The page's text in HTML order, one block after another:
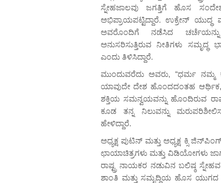
ಸ್ನೇಹಜಾಲವು ಜಗತ್ತಿಗೆ ಹೊಸ
ಅಭಿಪ್ರಾಯಪಟ್ಟಿದ್ದಾರೆ. ಉಕ್ರೇನ್ ಯುದ್ಧ
ಅವರೊಂದಿಗೆ ನಡೆಸಿದ ಚರ್ಚೆಯನ್ನು
ಅನುಸರಿಸುತ್ತಿರುವ ನೀತಿಗಳು ಸಮೃದ್ಧ
ಎಂದು ತಿಳಿಸಿದ್ದಾರೆ.
ಮುಂದುವರೆದು ಅವರು, “ಧರ್ಮ ನಮ್ಮ
ಯಾವುದೇ ದೇಶ ಹೊಂದದಂತಹ ಆರ್ಥಿಕ,
ಶಕ್ತಿಯ ಸಮನ್ವಯವನ್ನು ಹೊಂದಿರುವ
ಕೂಡ ತನ್ನ ನಿಲುವನ್ನು
ಹೇಳಿದ್ದಾರೆ.
ಅಧ್ಯಕ್ಷ ಪುಟಿನ್ ಮತ್ತು ಅಧ್ಯಕ್ಷ ಕ್ಸಿ
ಛಾಯಾಚಿತ್ರಗಳು ಮತ್ತು ವಿಡಿಯೋಗಳು
ರಾಷ್ಟ್ರ ನಾಯಕರ ನಡುವಿನ ಬಲಿಷ್ಠ
ಶಾಂತಿ ಮತ್ತು ಸಮೃದ್ಧಿಯ ಹೊಸ ಯುಗದ